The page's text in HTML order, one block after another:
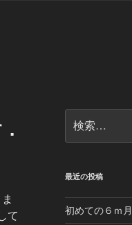
て
索:
最近の投稿
初めての６ｍ